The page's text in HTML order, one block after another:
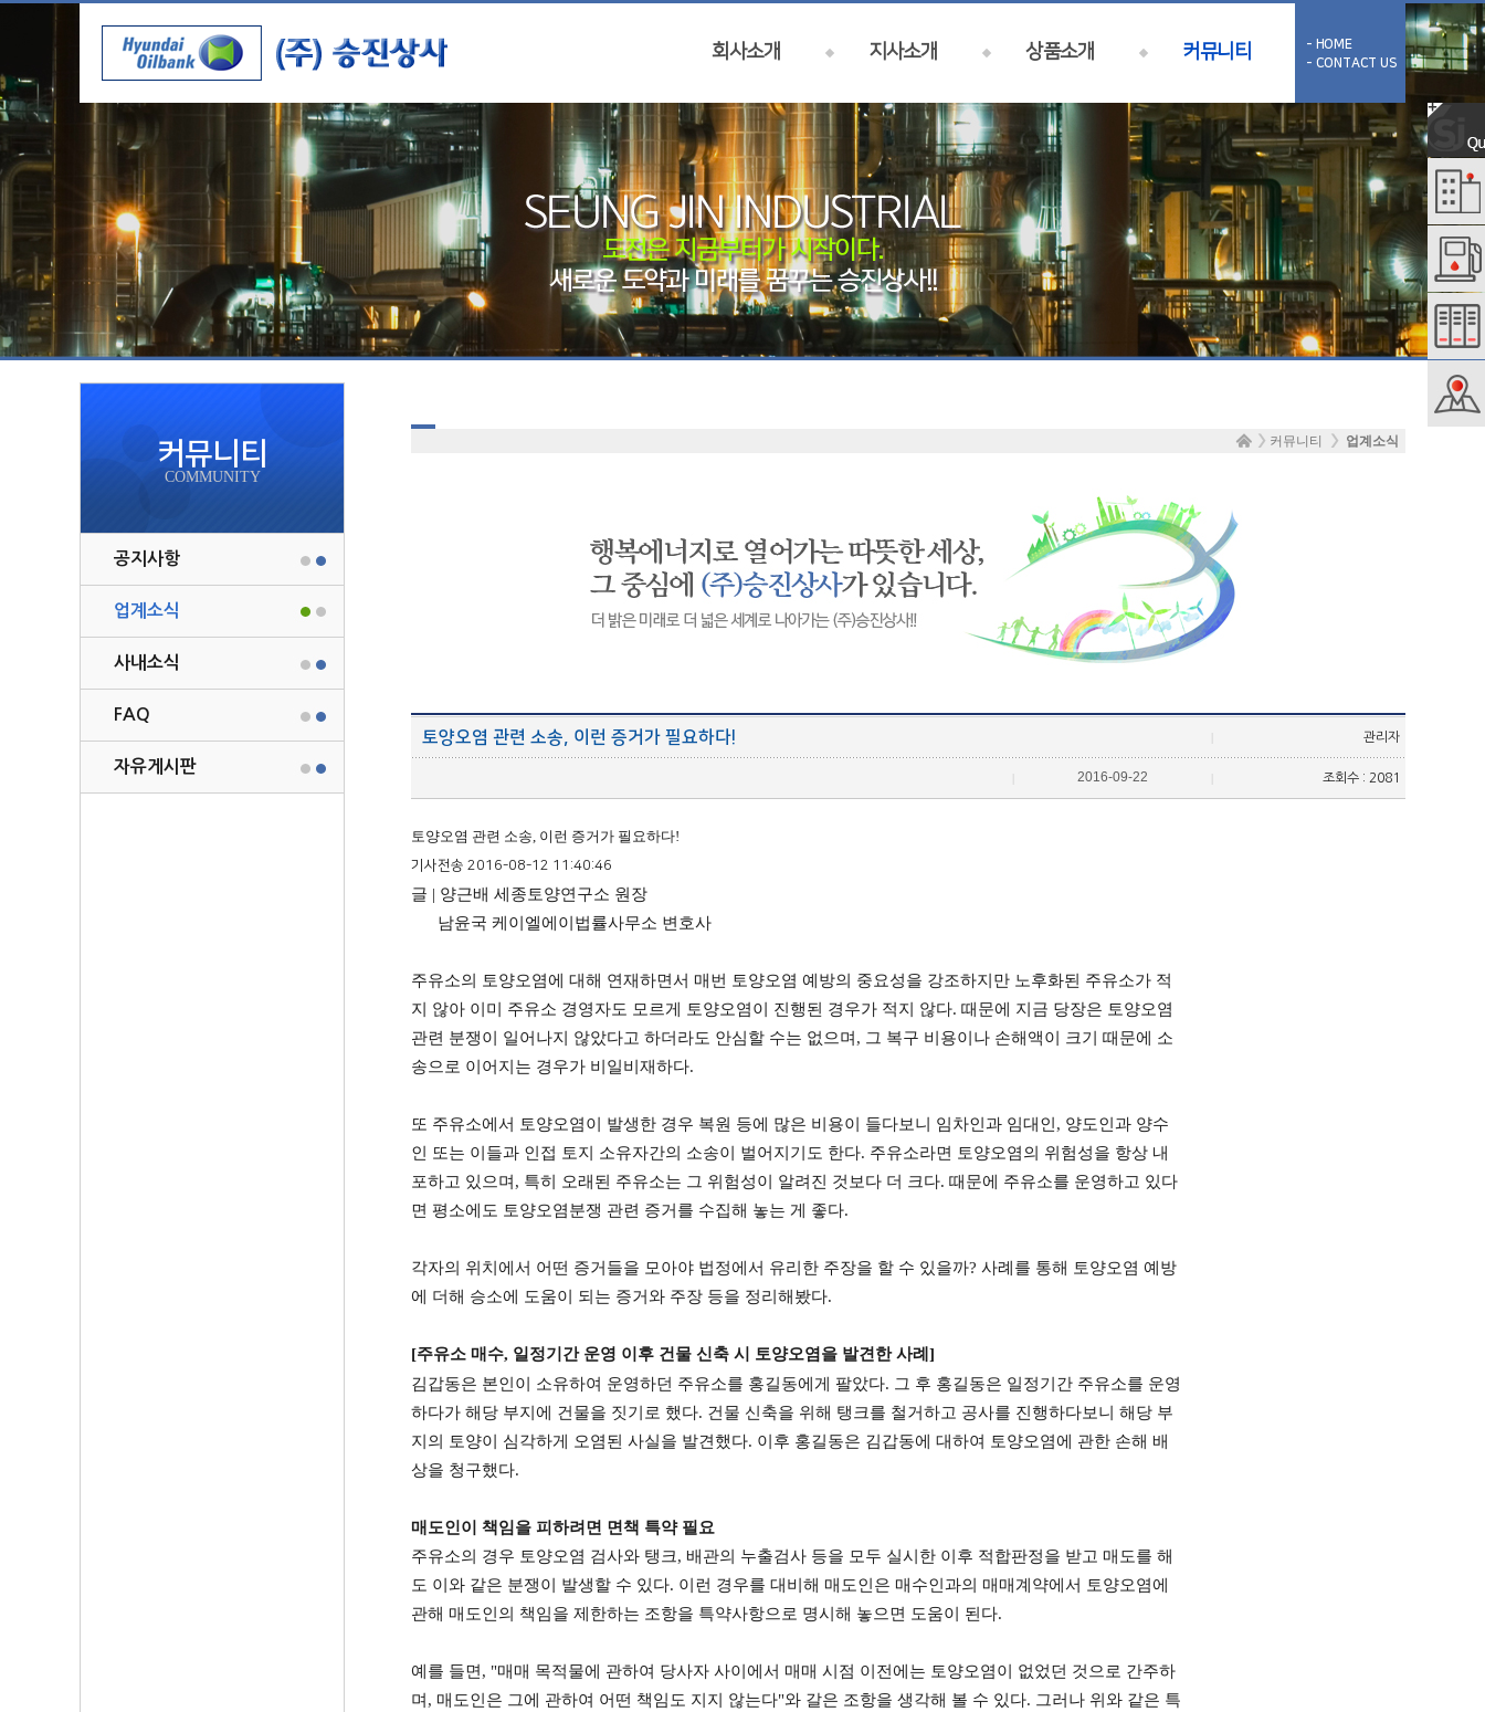
회사소개 지사소개 상품소개 커뮤니티
- HOME
- CONTACT US
커뮤니티
COMMUNITY
공지사항
업계소식
사내소식
FAQ
자유게시판
커뮤니티 업계소식
토양오염 관련 소송, 이런 증거가 필요하다! 관리자
2016-09-22 조회수 : 2081
토양오염 관련 소송, 이런 증거가 필요하다!
기사전송 2016-08-12 11:40:46
글 | 양근배 세종토양연구소 원장
남윤국 케이엘에이법률사무소 변호사
주유소의 토양오염에 대해 연재하면서 매번 토양오염 예방의 중요성을 강조하지만 노후화된 주유소가 적
지 않아 이미 주유소 경영자도 모르게 토양오염이 진행된 경우가 적지 않다. 때문에 지금 당장은 토양오염
관련 분쟁이 일어나지 않았다고 하더라도 안심할 수는 없으며 , 그 복구 비용이나 손해액이 크기 때문에 소
송으로 이어지는 경우가 비일비재하다.
또 주유소에서 토양오염이 발생한 경우 복원 등에 많은 비용이 들다보니 임차인과 임대인 , 양도인과 양수
인 또는 이들과 인접 토지 소유자간의 소송이 벌어지기도 한다. 주유소라면 토양오염의 위험성을 항상 내
포하고 있으며 , 특히 오래된 주유소는 그 위험성이 알려진 것보다 더 크다. 때문에 주유소를 운영하고 있다
면 평소에도 토양오염분쟁 관련 증거를 수집해 놓는 게 좋다.
각자의 위치에서 어떤 증거들을 모아야 법정에서 유리한 주장을 할 수 있을까? 사례를 통해 토양오염 예방
에 더해 승소에 도움이 되는 증거와 주장 등을 정리해봤다.
[주유소 매수, 일정기간 운영 이후 건물 신축 시 토양오염을 발견한 사례 ]
김갑동은 본인이 소유하여 운영하던 주유소를 홍길동에게 팔았다. 그 후 홍길동은 일정기간 주유소를 운영
하다가 해당 부지에 건물을 짓기로 했다. 건물 신축을 위해 탱크를 철거하고 공사를 진행하다보니 해당 부
지의 토양이 심각하게 오염된 사실을 발견했다. 이후 홍길동은 김갑동에 대하여 토양오염에 관한 손해 배
상을 청구했다.
매도인이 책임을 피하려면 면책 특약 필요
주유소의 경우 토양오염 검사와 탱크, 배관의 누출검사 등을 모두 실시한 이후 적합판정을 받고 매도를 해
도 이와 같은 분쟁이 발생할 수 있다. 이런 경우를 대비해 매도인은 매수인과의 매매계약에서 토양오염에
관해 매도인의 책임을 제한하는 조항을 특약사항으로 명시해 놓으면 도움이 된다.
예를 들면 , "매매 목적물에 관하여 당사자 사이에서 매매 시점 이전에는 토양오염이 없었던 것으로 간주하
며 , 매도인은 그에 관하여 어떤 책임도 지지 않는다"와 갈은 조항을 생각해 볼 수 있다. 그러나 위와 같은 특